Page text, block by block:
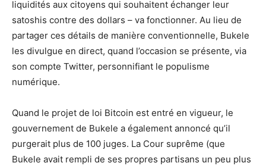
liquidités aux citoyens qui souhaitent échanger leur
satoshis contre des dollars – va fonctionner. Au lieu de
partager ces détails de manière conventionnelle, Bukele
les divulgue en direct, quand l’occasion se présente, via
son compte Twitter, personnifiant le populisme
numérique.
Quand le projet de loi Bitcoin est entré en vigueur, le
gouvernement de Bukele a également annoncé qu’il
purgerait plus de 100 juges. La Cour suprême (que
Bukele avait rempli de ses propres partisans un peu plus